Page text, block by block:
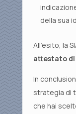
della sua
All’esito, la
attestato
In
strategia di
che hai